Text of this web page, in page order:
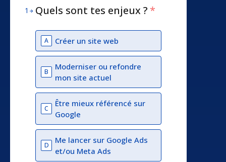
1 Quels sont tes enjeux ? *
A Créer un site web
B
Moderniser ou refondre
mon site actuel
C
Être mieux référencé sur
Google
D
Me lancer sur Google Ads
et/ou Meta Ads